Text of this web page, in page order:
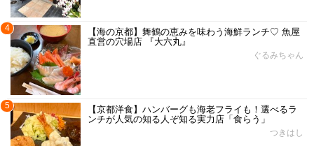
4
【海の京都】舞鶴の恵みを味わう海鮮ランチ♡ 魚屋
直営の穴場店 『大六丸』
ぐるみちゃん
5
【京都洋食】ハンバーグも海老フライも！選べるラ
ンチが人気の知る人ぞ知る実力店「食らう」
つきはし